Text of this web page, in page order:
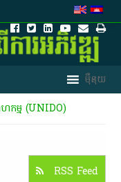
ហកម្ម (UNIDO)
RSS Feed